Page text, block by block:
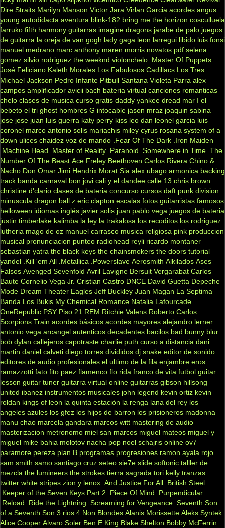
Dire Straits Marilyn Manson Victor Jara Virlan Garcia acordes angus
young autodidacta aventura blink-182 bring me the horizon cosculluela
farruko fifth harmony guitarras imagine dragons jarabe de palo juegos
de guitarra la oreja de van gogh lady gaga leon larregui libido luis fonsi
manuel medrano marc anthony maren morris novatos pdf selena
gomez silvio rodriguez the weeknd violonchelo .Master Of Puppets
José Feliciano Kaleth Morales Los Fabulosos Cadillacs Los Tres
Michael Jackson Pedro Infante Pitbull Santana Violeta Parra alex
campos amplificador avicii bach bateria virtual canciones romanticas
chelo clases de musica curso gratis daddy yankee dread mar I el
bebeto el tri ghost hombres G intocable jason mraz joaquin sabina
jose jose juan luis guerra katy perry kiss leo dan leonel garcia luis
coronel marco antonio solis mariachis miley cyrus rosana system of a
down ulices chaidez voz de mando .Fear Of The Dark .Iron Maiden
.Machine Head
.Master of Reality .Paranoid .Somewhere in Time .The
Number Of The Beast Ace Freley Beethoven Carlos Rivera Chino &
Nacho Don Omar Jimi Hendrix Morat Sia alex ubago armonica backing
track banda carnaval bon jovi cali y el dandee calle 13 chris brown
christine d'clario clases de bateria concurso cursos daft punk division
minuscula dragon ball z eric clapton escalas fotos guitarristas famosos
helloween idiomas inglés javier solis juan pablo vega juegos de bateria
justin timberlake kalimba la ley la trakalosa los recoditos los rodriguez
lutheria mago de oz manuel carrasco musica religiosa pink produccion
musical pronunciacion punteo radiohead reyli ricardo montaner
sebastian yatra the black keys the chainsmokers the doors tutorial
yandel .Kill 'em All .Metallica .Powerslave Aerosmith Alkilados Ases
Falsos Avenged Sevenfold Avril Lavigne Bersuit Vergarabat Carlos
Baute Cornelio Vega Jr. Cristian Castro DNCE David Guetta Depeche
Mode Dream Theater Eagles Jeff Buckley Juan Magan La Septima
Banda Los Bukis My Chemical Romance Natalia Lafourcade
OneRepublic PSY Piso 21 REM Ritchie Valens Roberto Carlos
Scorpions Train acordes básicos acordes mayores alejandro lerner
antonio vega arcangel autenticos decadentes bacilos bad bunny blur
bob dylan callejeros capotraste charlie puth curso a distancia dani
martin daniel calveti diego torres divididos dj snake editor de sonido
editores de audio profesionales el ultimo de la fila enjambre eros
ramazzotti fato fito paez flamenco flo rida franco de vita futbol guitar
lesson guitar tuner guitarra virtual online guitarras gibson hillsong
united ibanez instrumentos musicales john legend kevin ortiz kevin
roldan kings of leon la quinta estación la renga lana del rey los
angeles azules los gfez los hijos de barron los prisioneros madonna
manu chao marcela gandara marcos witt mastering de audio
masterizacion metronomo miel san marcos miguel mateos miguel y
miguel mike bahia molotov nacha pop noel schajris online ov7
paramore pereza plan B programas progresiones ramon ayala rojo
sam smith samo santiago cruz seteo sie7e slide softonic talller de
mezcla the lumineers the strokes tierra sagrada tori kelly tranzas
twitter white stripes zion y lenox .And Justice For All .British Steel
.Keeper of the Seven Keys Part 2
.Piece Of Mind
.Purpendicular
.Reload
.Ride the Lightning .Screaming for Vengeance .Seventh Son
of a Seventh Son 3 rios 4 Non Blondes Alanis Morissette Aleks Syntek
Alice Cooper Alvaro Soler Ben E King Blake Shelton Bobby McFerrin